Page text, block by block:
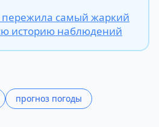
пережила самый жаркий
историю наблюдений
прогноз погоды